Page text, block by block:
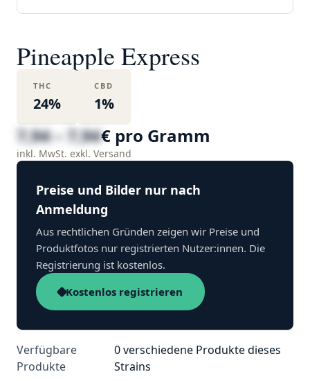
Pineapple Express
THC
24%
CBD
1%
7,94 – 7,94€ pro Gramm
inkl. MwSt. exkl. Versand
Preise und Bilder nur nach
Anmeldung
Aus rechtlichen Gründen zeigen wir Preise und
Produktfotos nur registrierten Nutzer:innen. Die
Registrierung ist kostenlos.
Kostenlos registrieren
Verfügbare
Produkte
0 verschiedene Produkte dieses
Strains